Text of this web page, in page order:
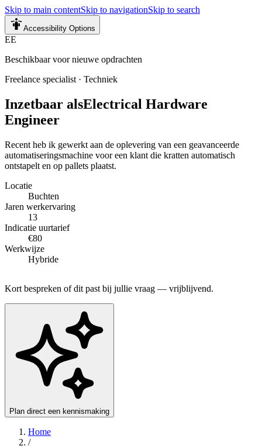
Skip to main contentSkip to navigationSkip to search
Accessibility Options
EE
Beschikbaar voor nieuwe opdrachten
Freelance specialist · Techniek
Inzetbaar alsElectrical Hardware
Engineer
Recent heb ik gewerkt aan de oplevering van een geavanceerde
automatiseringsmachine voor een klant die kratten automatisch
ontstapelt en op pallets plaatst.
Locatie
Buchten
Jaren werkervaring
13
Indicatie uurtarief
€80
Werkwijze
Hybride
Kort bespreken of dit past bij jullie vraag — vrijblijvend.
Plan direct een kennismaking
Home
/